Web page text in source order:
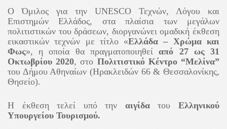
Ο Όμιλος για τηνUNESCO Τεχνών, Λόγου και
Επιστημών Ελλάδος, στα πλαίσια των μεγάλων
πολιτιστικών του δράσεων, διοργανώνει ομαδική έκθεση
εικαστικών τεχνών με τίτλο «Ελλάδα – Χρώμα και
Φως», η οποία θα πραγματοποιηθείαπό 27 ως 31
Οκτωβρίου 2020, στο Πολιτιστικό Κέντρο “Μελίνα”
του Δήμου Αθηναίων (Ηρακλειδών 66 & Θεσσαλονίκης,
Θησείο).
Η έκθεση τελεί υπό την αιγίδατουΕλληνικού
Υπουργείου Τουρισμού.